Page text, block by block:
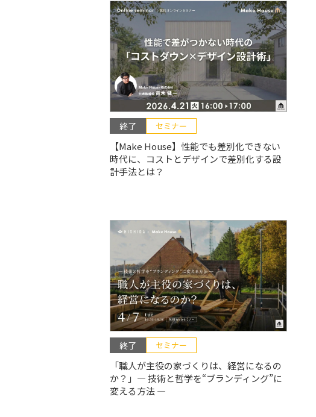
終了 セミナー
【Make House】性能でも差別化できない
時代に、コストとデザインで差別化する設
計手法とは？
終了 セミナー
「職人が主役の家づくりは、経営になるの
か？」― 技術と哲学を“ブランディング”に
変える方法 ―